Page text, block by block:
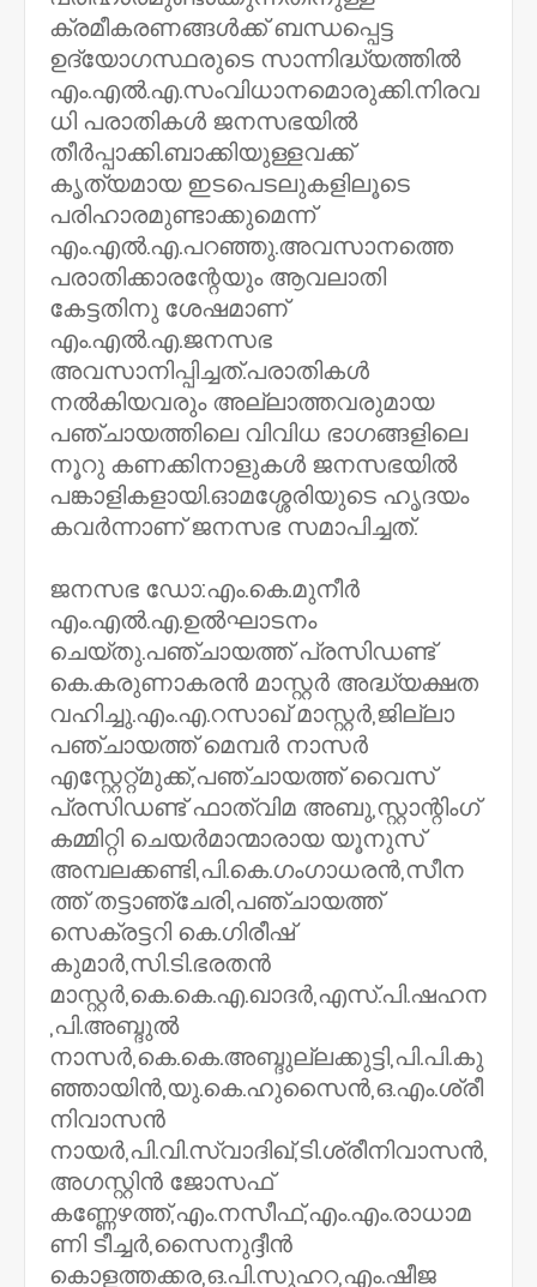
ക്രമീകരണങ്ങൾക്ക്‌ ബന്ധപ്പെട്ട
ഉദ്യോഗസ്ഥരുടെ സാന്നിദ്ധ്യത്തിൽ
എം.എൽ.എ.സംവിധാനമൊരുക്കി.നിരവ
ധി പരാതികൾ ജനസഭയിൽ
തീർപ്പാക്കി.ബാക്കിയുള്ളവക്ക്‌
കൃത്യമായ ഇടപെടലുകളിലൂടെ
പരിഹാരമുണ്ടാക്കുമെന്ന്
എം.എൽ.എ.പറഞ്ഞു.അവസാനത്തെ
പരാതിക്കാരന്റേയും ആവലാതി
കേട്ടതിനു ശേഷമാണ്‌
എം.എൽ.എ.ജനസഭ
അവസാനിപ്പിച്ചത്‌.പരാതികൾ
നൽകിയവരും അല്ലാത്തവരുമായ
പഞ്ചായത്തിലെ വിവിധ ഭാഗങ്ങളിലെ
നൂറു കണക്കിനാളുകൾ ജനസഭയിൽ
പങ്കാളികളായി.ഓമശ്ശേരിയുടെ ഹൃദയം
കവർന്നാണ്‌ ജനസഭ സമാപിച്ചത്‌.
ജനസഭ ഡോ:എം.കെ.മുനീർ
എം.എൽ.എ.ഉൽഘാടനം
ചെയ്തു.പഞ്ചായത്ത്‌ പ്രസിഡണ്ട്‌
കെ.കരുണാകരൻ മാസ്റ്റർ അദ്ധ്യക്ഷത
വഹിച്ചു.എം.എ.റസാഖ്‌ മാസ്റ്റർ,ജില്ലാ
പഞ്ചായത്ത്‌ മെമ്പർ നാസർ
എസ്റ്റേറ്റ്മുക്ക്‌,പഞ്ചായത്ത്‌ വൈസ്‌
പ്രസിഡണ്ട്‌ ഫാത്വിമ അബു,സ്റ്റാന്റിംഗ്‌
കമ്മിറ്റി ചെയർമാന്മാരായ യൂനുസ്‌
അമ്പലക്കണ്ടി,പി.കെ.ഗംഗാധരൻ,സീന
ത്ത്‌ തട്ടാഞ്ചേരി,പഞ്ചായത്ത്‌
സെക്രട്ടറി കെ.ഗിരീഷ്‌
കുമാർ,സി.ടി.ഭരതൻ
മാസ്റ്റർ,കെ.കെ.എ.ഖാദർ,എസ്‌.പി.ഷഹന
,പി.അബ്ദുൽ
നാസർ,കെ.കെ.അബ്ദുല്ലക്കുട്ടി,പി.പി.കു
ഞ്ഞായിൻ,യു.കെ.ഹുസൈൻ,ഒ.എം.ശ്രീ
നിവാസൻ
നായർ,പി.വി.സ്വാദിഖ്‌,ടി.ശ്രീനിവാസൻ,
അഗസ്റ്റിൻ ജോസഫ്‌
കണ്ണേഴത്ത്‌,എം.നസീഫ്‌,എം.എം.രാധാമ
ണി ടീച്ചർ,സൈനുദ്ദീൻ
കൊളത്തക്കര,ഒ.പി.സുഹറ,എം.ഷീജ